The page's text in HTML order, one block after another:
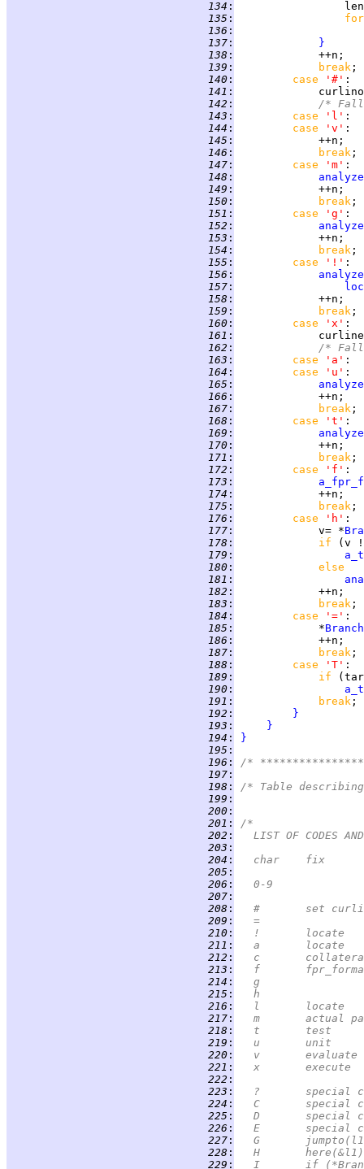
134 :
135 :
136 :
137 :
}
138 :
139 : break
140 : case '#'
141 :
142 :
/* Fall
143 : case 'l'
144 : case 'v'
145 :
146 : break
147 : case 'm'
148 :
analyze
149 :
150 : break
151 : case 'g'
152 :
analyze
153 :
154 : break
155 : case '!'
156 :
analyze
157 :
158 :
159 : break
160 : case 'x'
161 :
162 :
/* Fall
163 : case 'a'
164 : case 'u'
165 :
analyze
166 :
167 : break
168 : case 't'
169 :
analyze
170 :
171 : break
172 : case 'f'
173 :
174 :
175 : break
176 : case 'h'
177 :
             v= *
178 : if
(v
179 :
180 :
else
181 :
182 :
183 : break
184 : case '='
185 :
             *
Branch
186 :
187 : break
188 : case 'T'
189 : if
190 :
191 : break
192 :
}
193 :
}
194 :
}
195 :
196 :
197 :
198 :
/* Table
199 :
200 :
201 :
/*
202 :
LIST OF CODES
203 :
204 :
205 :
206 :
207 :
208 :
209 :
210 :
211 :
212 :
213 :
214 :
215 :
216 :
217 :
218 :
219 :
220 :
221 :
222 :
223 :
?
224 :
C
225 :
D
226 :
E
227 :
G
228 :
	H	here(&l1)
229 :
I	if